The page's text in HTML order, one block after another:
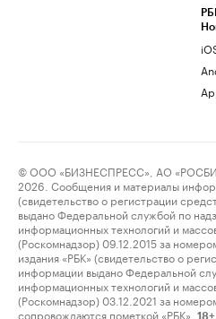
© ООО «БИЗНЕСПРЕСС», АО
2026. Сообщения и материалы
(свидетельство о регистрации
выдано Федеральной службой по
информационных технологий и
(Роскомнадзор) 09.12.2015 за
издания «РБК» (свидетельство о
информации выдано Федеральной
информационных технологий и
(Роскомнадзор) 03.12.2021 за
сопровождаются пометкой «РБК».
18+